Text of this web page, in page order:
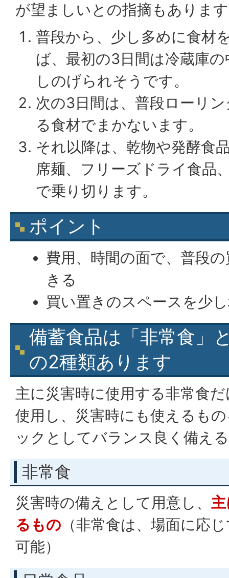
が望ましいとの指摘もありま
普段から、少し多めに食材
ば、最初の3日間は冷蔵庫
しのげられそうです。
次の3日間は、普段ローリ
る食材でまかないます。
それ以降は、乾物や発酵食
席麺、フリーズドライ食品
で乗り切ります。
ポイント
費用、時間の面で、普段
きる
買い置きのスペースを少
備蓄食品は「非常食」
の2種類あります
主に災害時に使用する非常食
使用し、災害時にも使えるも
ックとしてバランス良く備え
非常食
災害時の備えとして用意し、
るもの （非常食は、場面に応
可能）